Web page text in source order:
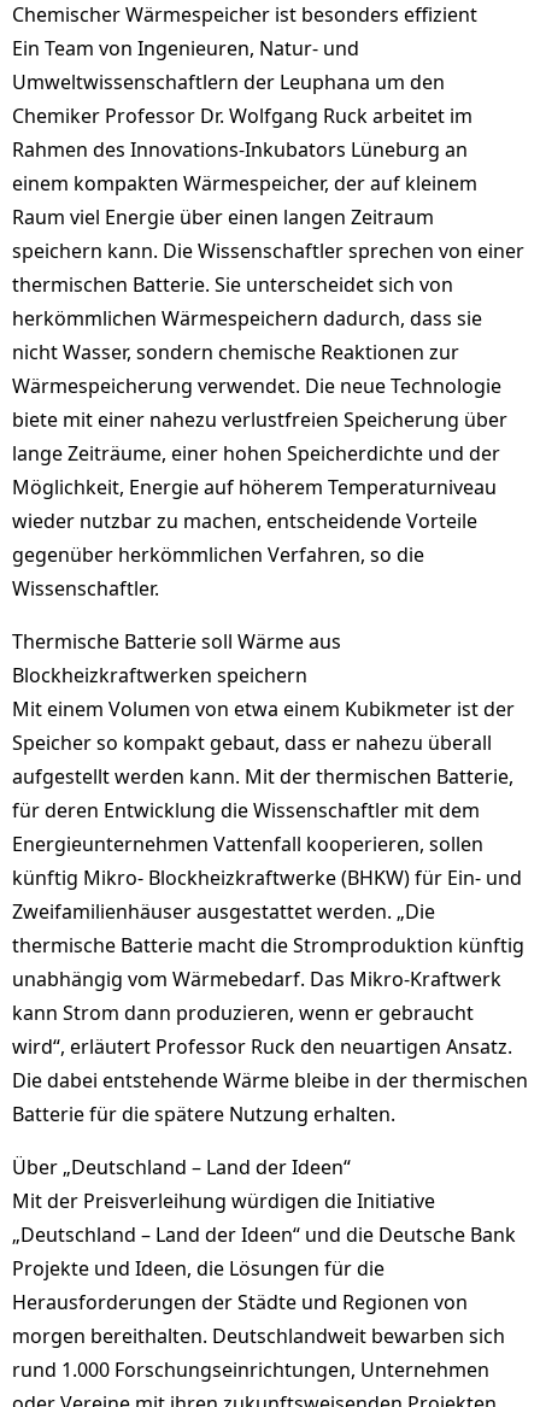
Chemischer Wärmespeicher ist besonders effizient
Ein Team von Ingenieuren, Natur- und
Umweltwissenschaftlern der Leuphana um den
Chemiker Professor Dr. Wolfgang Ruck arbeitet im
Rahmen des Innovations-Inkubators Lüneburg an
einem kompakten Wärmespeicher, der auf kleinem
Raum viel Energie über einen langen Zeitraum
speichern kann. Die Wissenschaftler sprechen von einer
thermischen Batterie. Sie unterscheidet sich von
herkömmlichen Wärmespeichern dadurch, dass sie
nicht Wasser, sondern chemische Reaktionen zur
Wärmespeicherung verwendet. Die neue Technologie
biete mit einer nahezu verlustfreien Speicherung über
lange Zeiträume, einer hohen Speicherdichte und der
Möglichkeit, Energie auf höherem Temperaturniveau
wieder nutzbar zu machen, entscheidende Vorteile
gegenüber herkömmlichen Verfahren, so die
Wissenschaftler.
Thermische Batterie soll Wärme aus
Blockheizkraftwerken speichern
Mit einem Volumen von etwa einem Kubikmeter ist der
Speicher so kompakt gebaut, dass er nahezu überall
aufgestellt werden kann. Mit der thermischen Batterie,
für deren Entwicklung die Wissenschaftler mit dem
Energieunternehmen Vattenfall kooperieren, sollen
künftig Mikro- Blockheizkraftwerke (BHKW) für Ein- und
Zweifamilienhäuser ausgestattet werden. „Die
thermische Batterie macht die Stromproduktion künftig
unabhängig vom Wärmebedarf. Das Mikro-Kraftwerk
kann Strom dann produzieren, wenn er gebraucht
wird“, erläutert Professor Ruck den neuartigen Ansatz.
Die dabei entstehende Wärme bleibe in der thermischen
Batterie für die spätere Nutzung erhalten.
Über „Deutschland – Land der Ideen“
Mit der Preisverleihung würdigen die Initiative
„Deutschland – Land der Ideen“ und die Deutsche Bank
Projekte und Ideen, die Lösungen für die
Herausforderungen der Städte und Regionen von
morgen bereithalten. Deutschlandweit bewarben sich
rund 1.000 Forschungseinrichtungen, Unternehmen